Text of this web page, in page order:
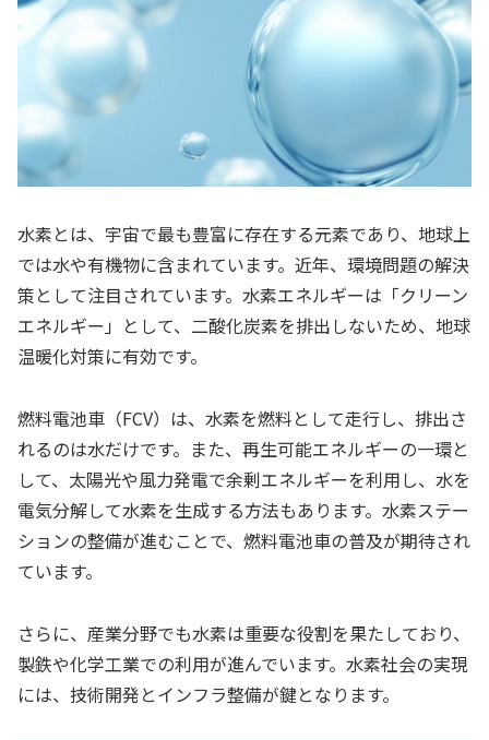
水素とは、宇宙で最も豊富に存在する元素であり、地球上
では水や有機物に含まれています。近年、環境問題の解決
策として注目されています。水素エネルギーは「クリーン
エネルギー」として、二酸化炭素を排出しないため、地球
温暖化対策に有効です。
燃料電池車（FCV）は、水素を燃料として走行し、排出さ
れるのは水だけです。また、再生可能エネルギーの一環と
して、太陽光や風力発電で余剰エネルギーを利用し、水を
電気分解して水素を生成する方法もあります。水素ステー
ションの整備が進むことで、燃料電池車の普及が期待され
ています。
さらに、産業分野でも水素は重要な役割を果たしており、
製鉄や化学工業での利用が進んでいます。水素社会の実現
には、技術開発とインフラ整備が鍵となります。